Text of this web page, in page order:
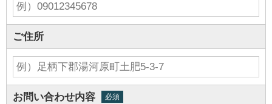
ご住所
お問い合わせ内容 必須